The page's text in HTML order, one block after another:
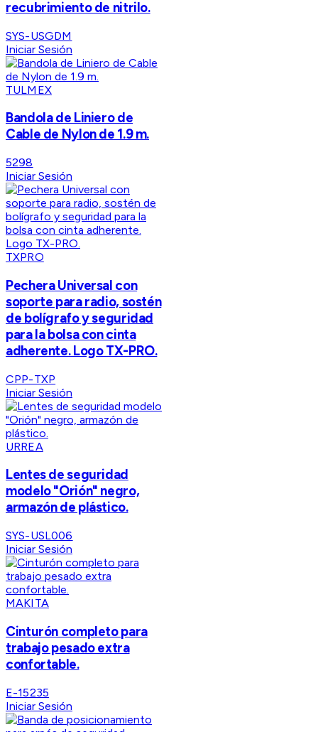
recubrimiento de nitrilo.
SYS-USGDM
Iniciar Sesión
TULMEX
Bandola de Liniero de
Cable de Nylon de 1.9 m.
5298
Iniciar Sesión
TXPRO
Pechera Universal con
soporte para radio, sostén
de bolígrafo y seguridad
para la bolsa con cinta
adherente. Logo TX-PRO.
CPP-TXP
Iniciar Sesión
URREA
Lentes de seguridad
modelo "Orión" negro,
armazón de plástico.
SYS-USL006
Iniciar Sesión
MAKITA
Cinturón completo para
trabajo pesado extra
confortable.
E-15235
Iniciar Sesión